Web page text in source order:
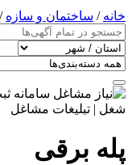
خانه / ساختمان و سازه
پله برقی